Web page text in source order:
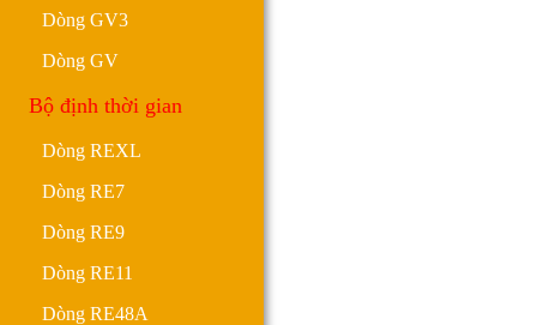
Dòng GV3
Dòng GV
Bộ định thời gian
Dòng REXL
Dòng RE7
Dòng RE9
Dòng RE11
Dòng RE48A